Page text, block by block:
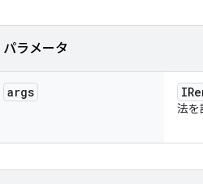
パラメータ
args
法を